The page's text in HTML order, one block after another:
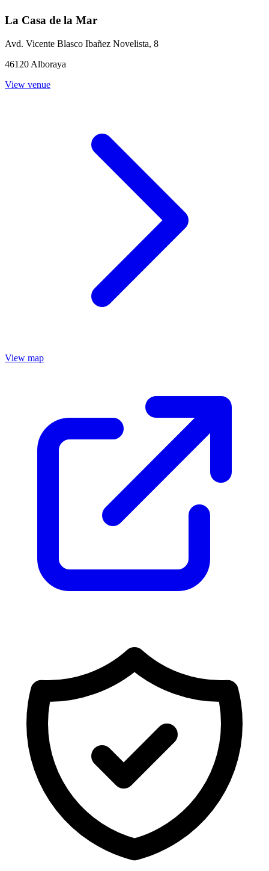
La Casa de la Mar
Avd. Vicente Blasco Ibañez Novelista, 8
46120 Alboraya
View venue
View map